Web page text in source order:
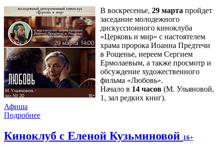
В воскресенье, 29 марта пройдет
заседание молодежного
дискуссионного киноклуба
«Церковь и мир» с настоятелем
храма пророка Иоанна Предтечи
в Рощенье, иереем Сергием
Ермолаевым, а также просмотр и
обсуждение художественного
фильма «Любовь».
Начало в 14 часов (М. Ульяновой,
1, зал редких книг).
Афиша
Подробнее
Киноклуб с Еленой Кузьминовой 16+